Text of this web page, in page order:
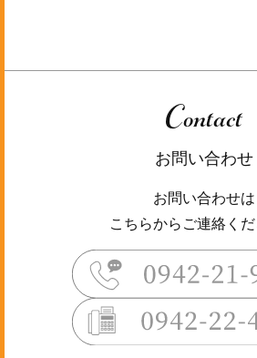
Contact
お問い合わせ
お問い合わせは
こちらからご連絡くだ